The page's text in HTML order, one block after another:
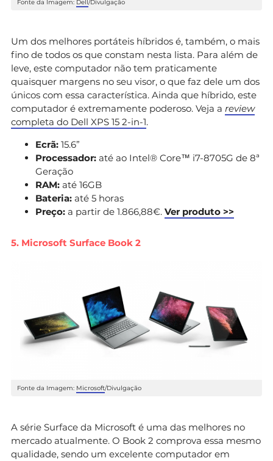
Fonte da Imagem: Dell /Divulgação
Um dos melhores portáteis híbridos é, também, o mais
fino de todos os que constam nesta lista. Para além de
leve, este computador não tem praticamente
quaisquer margens no seu visor, o que faz dele um dos
únicos com essa característica. Ainda que híbrido, este
computador é extremamente poderoso. Veja a review
completa do Dell XPS 15 2-in-1.
Ecrã: 15.6”
Processador: até ao Intel® Core™ i7-8705G de 8ª
Geração
RAM: até 16GB
Bateria: até 5 horas
Preço: a partir de 1.866,88€. Ver produto >>
5. Microsoft Surface Book 2
Fonte da Imagem: Microsoft/Divulgação
A série Surface da Microsoft é uma das melhores no
mercado atualmente. O Book 2 comprova essa mesmo
qualidade, sendo um excelente computador em